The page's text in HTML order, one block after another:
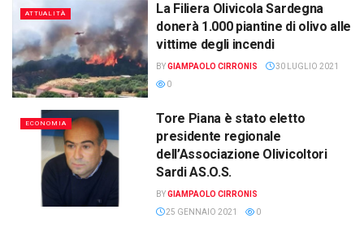
ATTUALITÀ
La Filiera Olivicola Sardegna
donerà 1.000 piantine di olivo alle
vittime degli incendi
BYGIAMPAOLO CIRRONIS
30 LUGLIO 2021
0
ECONOMIA
Tore Piana è stato eletto
presidente regionale
dell’Associazione Olivicoltori
Sardi AS.O.S.
BYGIAMPAOLO CIRRONIS
25 GENNAIO 2021
0